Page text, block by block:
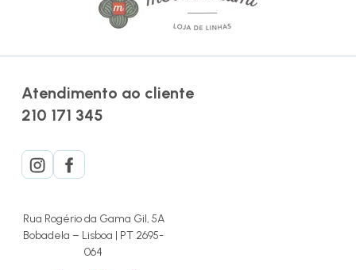
Atendimento ao cliente
210 171 345
Rua Rogério da Gama Gil, 5A
Bobadela – Lisboa | PT 2695-
064